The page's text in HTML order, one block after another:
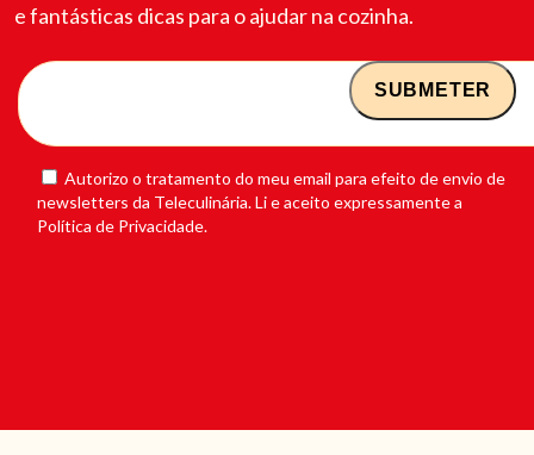
e fantásticas dicas para o ajudar na cozinha.
Autorizo o tratamento do meu email para efeito de envio de
newsletters da Teleculinária. Li e aceito expressamente a
Política de Privacidade.